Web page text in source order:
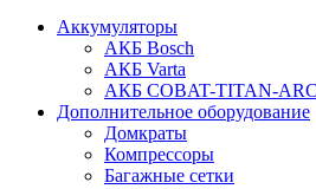
Аккумуляторы
АКБ Bosch
АКБ Varta
АКБ COBAT-TITAN-
Дополнительное оборудование
Домкраты
Компрессоры
Багажные сетки